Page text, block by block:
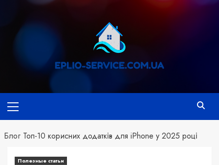
Перейти
содержимому
меню
Блог Топ-10 корисних додатків для iPhone у 2025 році
Полезные статьи